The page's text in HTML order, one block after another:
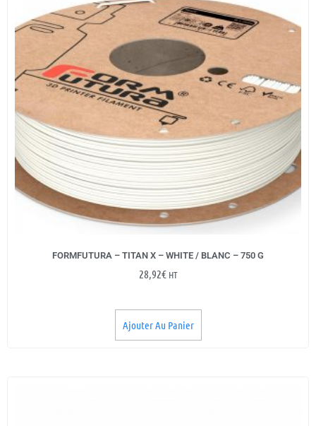
FORMFUTURA – TITAN X – WHITE / BLANC – 750 G
28,92€ HT
Ajouter Au Panier